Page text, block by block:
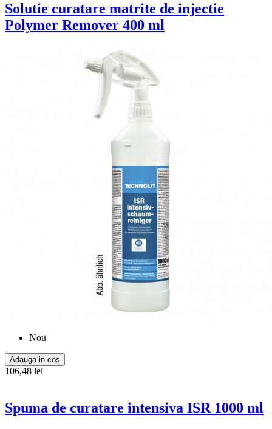
Solutie curatare matrite de injectie
Polymer Remover 400 ml
Nou
Adauga in cos
106,48 lei
Spuma de curatare intensiva ISR 1000 ml